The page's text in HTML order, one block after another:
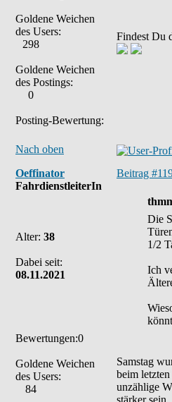
Goldene Weichen
des Users:
298
Goldene Weichen
des Postings:
0
Posting-Bewertung:
Findest Du
Nach oben
Oeffinator
FahrdienstleiterIn
Alter: 38
Dabei seit:
08.11.2021
Bewertungen:0
Goldene Weichen
des Users:
84
Beitrag
Die
1/2
Ich
Samstag
beim
unzählige
stärker sein.